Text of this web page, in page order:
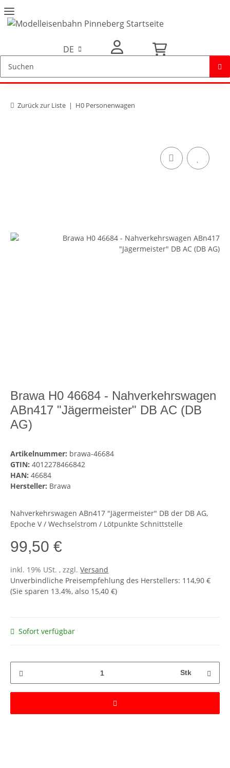
DE
Zurück zur Liste H0 Personenwagen
Brawa H0 46684 - Nahverkehrswagen
ABn417 "Jägermeister" DB AC (DB
AG)
Artikelnummer: brawa-46684
GTIN: 4012278466842
HAN: 46684
Hersteller: Brawa
Nahverkehrswagen ABn417 "Jägermeister" DB der DB AG,
Epoche V / Wechselstrom / Lötpunkte Schnittstelle
99,50 €
inkl. 19% USt. , zzgl.Versand
Unverbindliche Preisempfehlung des Herstellers: 114,90 €
(Sie sparen 13.4%, also 15,40 €)
Sofort verfügbar
Stk